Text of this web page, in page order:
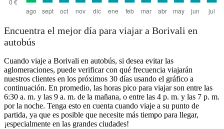
Encuentra el mejor día para viajar a Borivali en
autobús
Cuando viaje a Borivali en autobús, si desea evitar las
aglomeraciones, puede verificar con qué frecuencia viajarán
nuestros clientes en los próximos 30 días usando el gráfico a
continuación. En promedio, las horas pico para viajar son entre las
6:30 a. m. y las 9 a. m. de la mañana, o entre las 4 p. m. y las 7 p. m.
por la noche. Tenga esto en cuenta cuando viaje a su punto de
partida, ya que es posible que necesite más tiempo para llegar,
¡especialmente en las grandes ciudades!